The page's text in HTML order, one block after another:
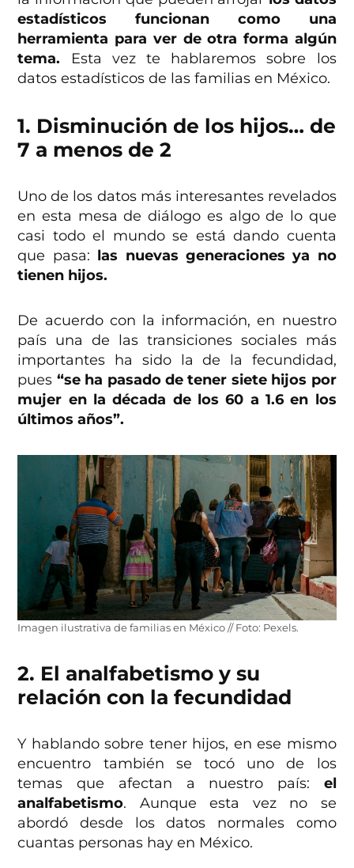
estadísticos funcionan como una
herramienta para ver de otra forma algún
tema.
Esta vez te hablaremos sobre los
datos estadísticos de las familias en México.
1. Disminución de los hijos… de
7 a menos de 2
Uno de los datos más interesantes revelados
en esta mesa de diálogo es algo de lo que
casi todo el mundo se está dando cuenta
que pasa: las nuevas generaciones ya no
tienen hijos.
De acuerdo con la información, en nuestro
país una de las transiciones sociales más
importantes ha sido la de la fecundidad,
pues “se ha pasado de tener siete hijos por
mujer en la década de los 60 a 1.6 en los
últimos años”.
Imagen ilustrativa de familias en México // Foto: Pexels.
2. El analfabetismo y su
relación con la fecundidad
Y hablando sobre tener hijos, en ese mismo
encuentro también se tocó uno de los
temas que afectan a nuestro país: el
analfabetismo. Aunque esta vez no se
abordó desde los datos normales como
cuantas personas hay en México.